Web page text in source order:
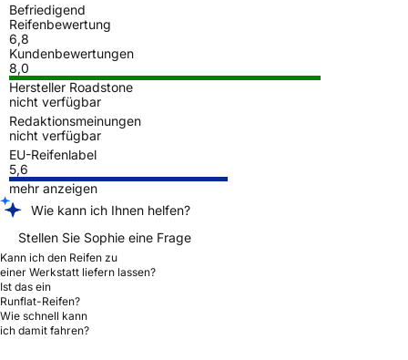
Befriedigend
Reifenbewertung
6,8
Kundenbewertungen
8,0
Hersteller Roadstone
nicht verfügbar
Redaktionsmeinungen
nicht verfügbar
EU-Reifenlabel
5,6
mehr anzeigen
Wie kann ich Ihnen helfen?
Stellen Sie Sophie eine Frage
Kann ich den Reifen zu
einer Werkstatt liefern lassen?
Ist das ein
Runflat-Reifen?
Wie schnell kann
ich damit fahren?